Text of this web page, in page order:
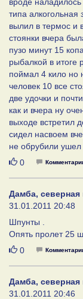
типа алкогольная
вылил в термос и
стоянки вчера
пузо минут 15
рыбалкой в итоге
поймал 4 кило но
человек 10 все
две удочки и
как и вчера ну
выходе встретил
сидел насвоем
не обрубили
Нравится
0
Дамба, северная
31.01.2011 20:48
Шпунты .
Опять пролет 25
Нравится
0
Дамба, северная
31.01.2011 20:46